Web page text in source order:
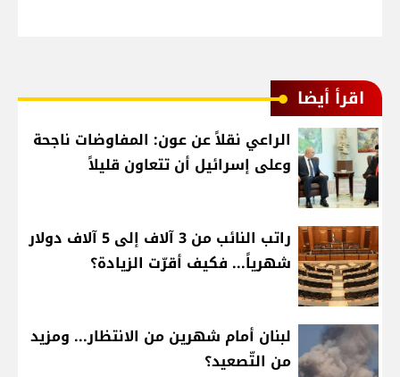
اقرأ أيضا
الراعي نقلاً عن عون: المفاوضات ناجحة
وعلى إسرائيل أن تتعاون قليلاً
راتب النائب من 3 آلاف إلى 5 آلاف دولار
شهرياً... فكيف أقرّت الزيادة؟
لبنان أمام شهرين من الانتظار... ومزيد
من التّصعيد؟